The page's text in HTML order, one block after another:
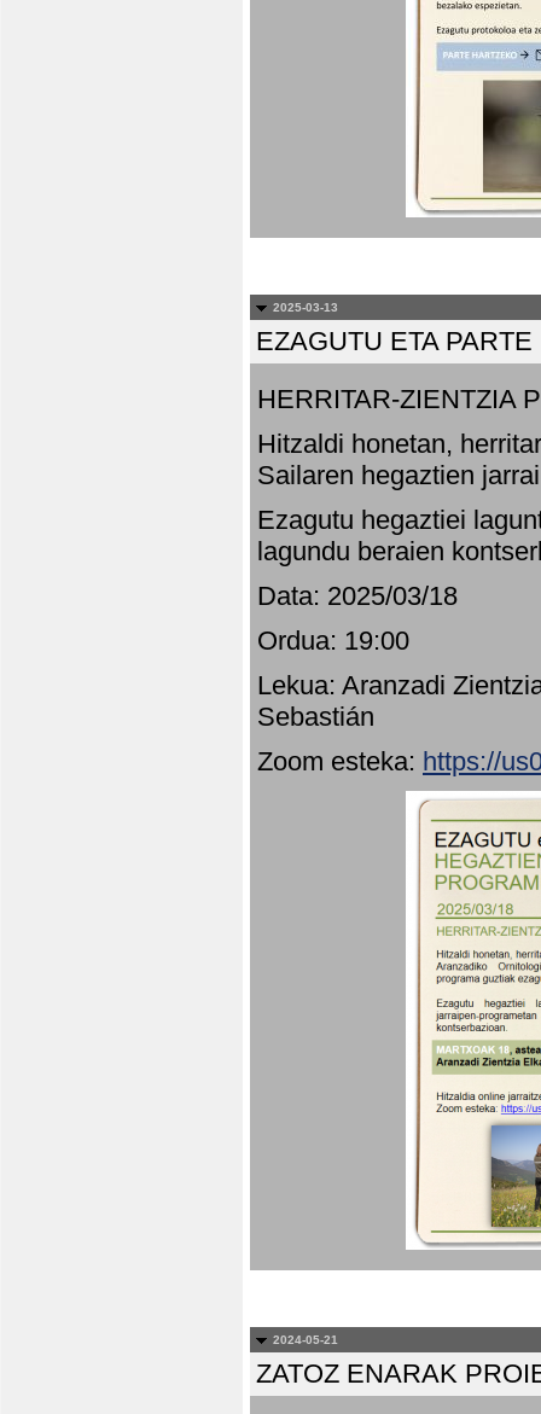
2025-03-13
EZAGUTU ETA
HERRITAR-ZIENTZIA
Hitzaldi honetan,
Sailaren hegaztien
Ezagutu hegaztiei
lagundu beraien
Data: 2025/03/18
Ordua: 19:00
Lekua: Aranzadi
Sebastián
Zoom esteka: https://
2024-05-21
ZATOZ ENARAK